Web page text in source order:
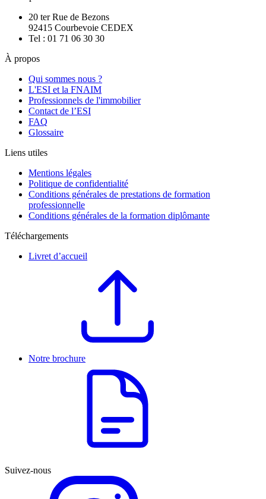
20 ter Rue de Bezons
92415 Courbevoie CEDEX
Tel : 01 71 06 30 30
À propos
Qui sommes nous ?
L'ESI et la FNAIM
Professionnels de l'immobilier
Contact de l’ESI
FAQ
Glossaire
Liens utiles
Mentions légales
Politique de confidentialité
Conditions générales de prestations de formation
professionnelle
Conditions générales de la formation diplômante
Téléchargements
Livret d’accueil
Notre brochure
Suivez-nous